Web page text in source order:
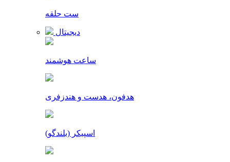
ست حلقه
دیجیتال
ساعت هوشمند
هدفون، هدست و هندزفری
اسپیکر (بلندگو)